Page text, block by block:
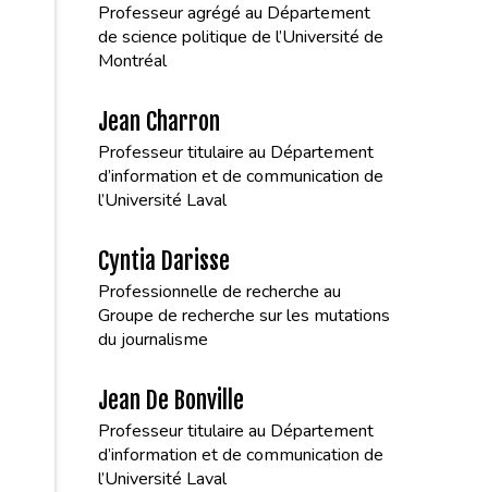
Professeur agrégé au Département
de science politique de l’Université de
Montréal
Jean Charron
Professeur titulaire au Département
d’information et de communication de
l’Université Laval
Cyntia Darisse
Professionnelle de recherche au
Groupe de recherche sur les mutations
du journalisme
Jean De Bonville
Professeur titulaire au Département
d’information et de communication de
l’Université Laval